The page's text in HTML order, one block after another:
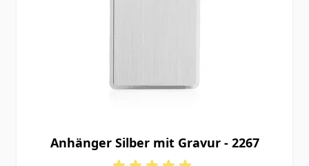
Anhänger Silber mit Gravur - 2267